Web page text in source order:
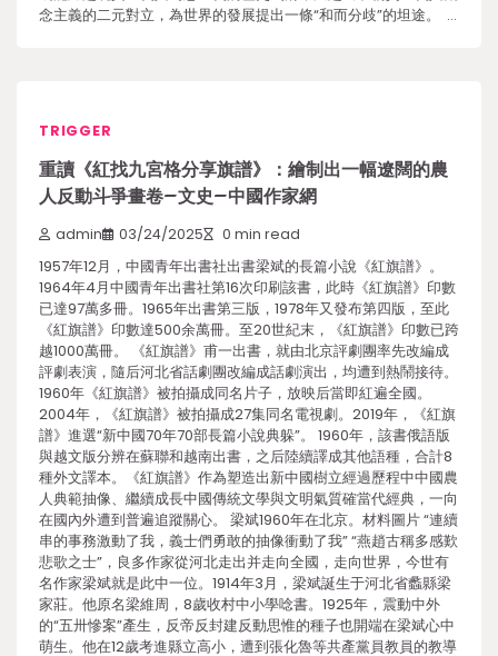
念主義的二元對立，為世界的發展提出一條“和而分歧”的坦途。 …
TRIGGER
重讀《紅找九宮格分享旗譜》：繪制出一幅遼闊的農
人反動斗爭畫卷–文史–中國作家網
admin 03/24/2025 0 min read
1957年12月，中國青年出書社出書梁斌的長篇小說《紅旗譜》。
1964年4月中國青年出書社第16次印刷該書，此時《紅旗譜》印數
已達97萬多冊。1965年出書第三版，1978年又發布第四版，至此
《紅旗譜》印數達500余萬冊。至20世紀末，《紅旗譜》印數已跨
越1000萬冊。 《紅旗譜》甫一出書，就由北京評劇團率先改編成
評劇表演，隨后河北省話劇團改編成話劇演出，均遭到熱鬧接待。
1960年《紅旗譜》被拍攝成同名片子，放映后當即紅遍全國。
2004年，《紅旗譜》被拍攝成27集同名電視劇。2019年，《紅旗
譜》進選“新中國70年70部長篇小說典躲”。 1960年，該書俄語版
與越文版分辨在蘇聯和越南出書，之后陸續譯成其他語種，合計8
種外文譯本。《紅旗譜》作為塑造出新中國樹立經過歷程中中國農
人典範抽像、繼續成長中國傳統文學與文明氣質確當代經典，一向
在國內外遭到普遍追蹤關心。 梁斌1960年在北京。材料圖片 “連續
串的事務激動了我，義士們勇敢的抽像衝動了我” “燕趙古稱多感歎
悲歌之士”，良多作家從河北走出并走向全國，走向世界，今世有
名作家梁斌就是此中一位。1914年3月，梁斌誕生于河北省蠡縣梁
家莊。他原名梁維周，8歲收村中小學唸書。1925年，震動中外
的“五卅慘案”產生，反帝反封建反動思惟的種子也開端在梁斌心中
萌生。他在12歲考進縣立高小，遭到張化魯等共產黨員教員的教導